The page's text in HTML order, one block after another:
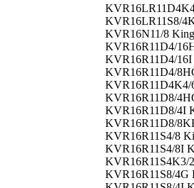
KVR16LR11S8/
KVR16N11/8
KVR16R11D4/
KVR16R11D4/16I
KVR16R11D4/
KVR16R11D4K4/
KVR16R11D8/
KVR16R11D8/4I
KVR16R11D8/
KVR16R11S4/8
KVR16R11S4/8I
KVR16R11S4K3/
KVR16R11S8/4G